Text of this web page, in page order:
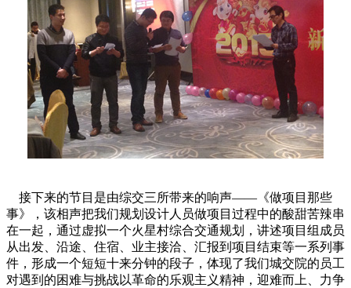
接下来的节目是由综交三所带来的响声——《做项目那些
事》，该相声把我们规划设计人员做项目过程中的酸甜苦辣串
在一起，通过虚拟一个火星村综合交通规划，讲述项目组成员
从出发、沿途、住宿、业主接洽、汇报到项目结束等一系列事
件，形成一个短短十来分钟的段子，体现了我们城交院的员工
对遇到的困难与挑战以革命的乐观主义精神，迎难而上、力争